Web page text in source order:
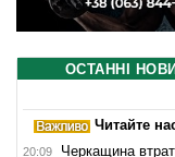
ОСТАННІ
Читайте
20:09 Черкащина